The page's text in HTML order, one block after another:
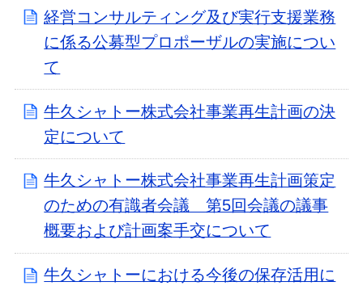
経営コンサルティング及び実行支援業務
に係る公募型プロポーザルの実施につい
て
牛久シャトー株式会社事業再生計画の決
定について
牛久シャトー株式会社事業再生計画策定
のための有識者会議 第5回会議の議事
概要および計画案手交について
牛久シャトーにおける今後の保存活用に